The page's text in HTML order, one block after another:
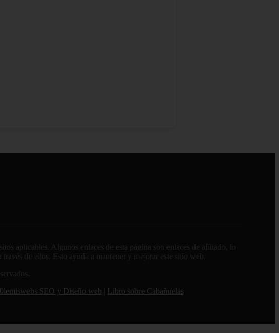
aplicables. Algunos enlaces de esta página son enlaces de afiliado, lo
de ellos. Esto ayuda a mantener y mejorar este sitio web.
SEO y Diseño web Libro sobre Cabañuelas